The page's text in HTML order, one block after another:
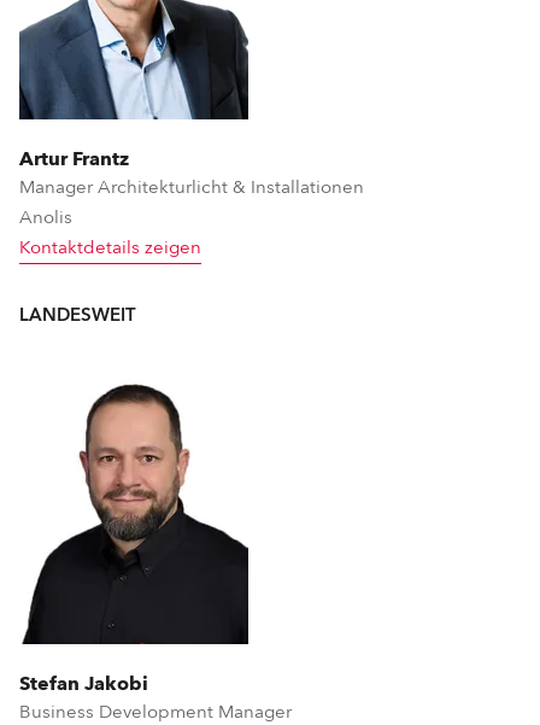
Artur Frantz
Manager Architekturlicht & Installationen
Anolis
Kontaktdetails zeigen
LANDESWEIT
Stefan Jakobi
Business Development Manager